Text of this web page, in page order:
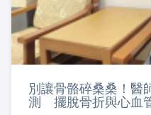
別讓骨骼碎桑桑！醫
測 擺脫骨折與心血